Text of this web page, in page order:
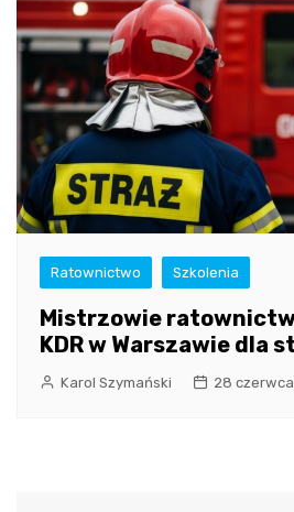
Ratownictwo Szkolenia
Mistrzowie
KDR w Warszawie dla
Karol Szymański 28